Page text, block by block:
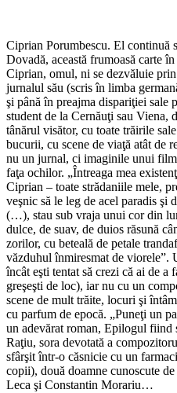
Ciprian Porumbescu. El continuă
Dovadă, această frumoasă carte
Ciprian, omul, ni se dezvăluie
jurnalul său (scris în limba
şi până în preajma dispariţiei sale
student de la Cernăuţi sau Viena,
tânărul visător, cu toate trăirile
bucurii, cu scene de viaţă atât de
nu un jurnal, ci imaginile unui
faţa ochilor. „Întreaga mea
Ciprian – toate strădaniile mele,
veşnic să le leg de acel paradis şi
(…), stau sub vraja unui cor din
dulce, de suav, de duios răsună
zorilor, cu beteală de petale
văzduhul înmiresmat de viorele”.
încât eşti tentat să crezi că ai de a
greşeşti de loc), iar nu cu un
scene de mult trăite, locuri şi
cu parfum de epocă. „Puneţi un
un adevărat roman, Epilogul fiind
Raţiu, sora devotată a
sfâr­şit într-o căsnicie cu un
copii), două doamne cunoscute
Leca şi Constantin Morariu…